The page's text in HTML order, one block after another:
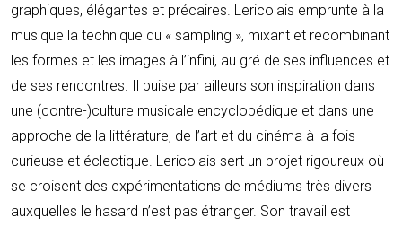
graphiques, élégantes et précaires. Lericolais emprunte à la
musique la technique du « sampling », mixant et recombinant
les formes et les images à l’infini, au gré de ses influences et
de ses rencontres. Il puise par ailleurs son inspiration dans
une (contre-)culture musicale encyclopédique et dans une
approche de la littérature, de l’art et du cinéma à la fois
curieuse et éclectique. Lericolais sert un projet rigoureux où
se croisent des expérimentations de médiums très divers
auxquelles le hasard n’est pas étranger. Son travail est